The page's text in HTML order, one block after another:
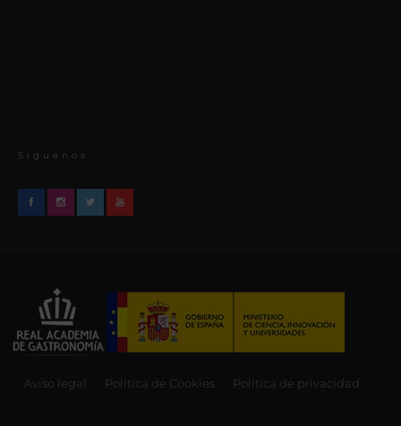
Síguenos
Aviso legal Política de Cookies Política de privacidad